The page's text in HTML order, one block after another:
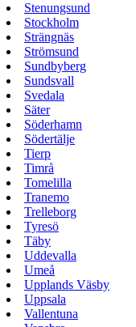
Stenungsund
Stockholm
Strängnäs
Strömsund
Sundbyberg
Sundsvall
Svedala
Säter
Söderhamn
Södertälje
Tierp
Timrå
Tomelilla
Tranemo
Trelleborg
Tyresö
Täby
Uddevalla
Umeå
Upplands Väsby
Uppsala
Vallentuna